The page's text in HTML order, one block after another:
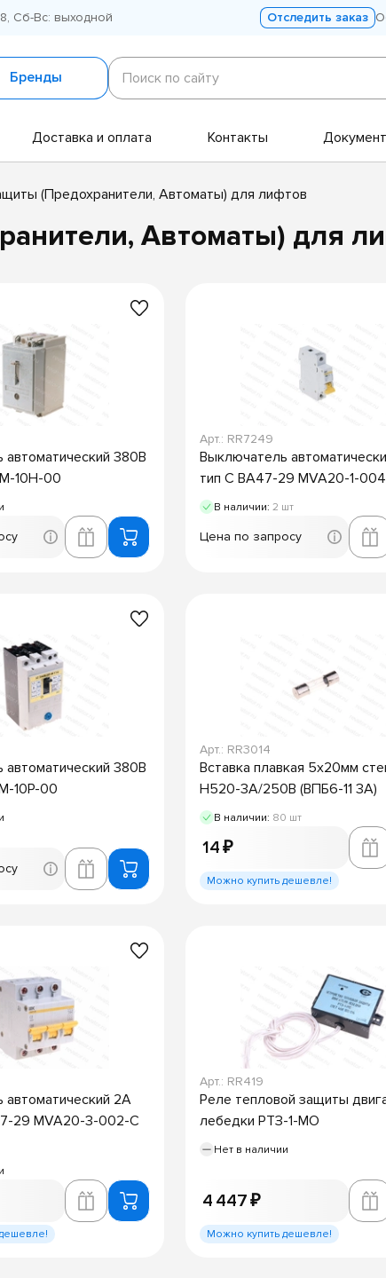
Сб-Вс: выходной Отследить заказ
Бренды
Поиск
по
сайту
Поиск по сайту
Доставка и оплата Контакты
(Предохранители, Автоматы) для лифтов
Автоматы) для
380В
10Н-00
Арт.: RR7249
Выключатель
тип C ВА47-29 MVA20-1-
В наличии: 2 шт
Цена по запросу
380В
10Р-00
Арт.: RR3014
Вставка плавкая 5х20мм
H520-3А/250В (ВПБ6-11 3А)
В наличии: 80 шт
14 ₽
Можно купить дешевле!
2А
29 MVA20-3-002-C
Арт.: RR419
Реле тепловой защиты
лебедки РТЗ-1-МО
Нет в наличии
4 447 ₽
Можно купить дешевле!